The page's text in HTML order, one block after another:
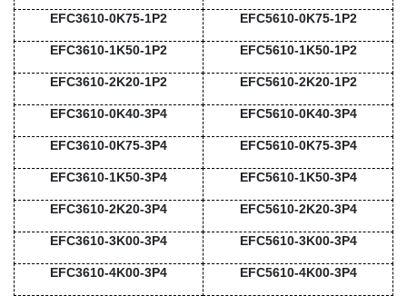
EFC3610-0K75-1P2 EFC5610-0K75-1P2
EFC3610-1K50-1P2 EFC5610-1K50-1P2
EFC3610-2K20-1P2 EFC5610-2K20-1P2
EFC3610-0K40-3P4 EFC5610-0K40-3P4
EFC3610-0K75-3P4 EFC5610-0K75-3P4
EFC3610-1K50-3P4 EFC5610-1K50-3P4
EFC3610-2K20-3P4 EFC5610-2K20-3P4
EFC3610-3K00-3P4 EFC5610-3K00-3P4
EFC3610-4K00-3P4 EFC5610-4K00-3P4